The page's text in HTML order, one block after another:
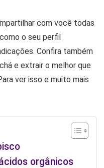
com você todas
o seu perfil
Confira também
e extrair o melhor que
ver isso e muito mais
orgânicos